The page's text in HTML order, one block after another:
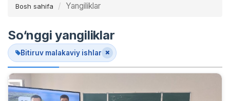
Bosh sahifa Yangiliklar
So‘nggi yangiliklar
Bitiruv malakaviy ishlar